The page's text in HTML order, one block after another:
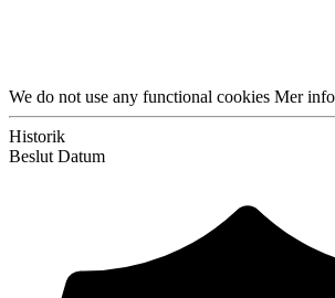
We do not use any functional cookies Mer
Historik
Beslut Datum